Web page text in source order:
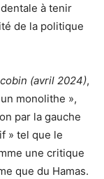
à tenir
de la politique
(avril 2024),
monolithe »,
par la gauche
» tel que le
une critique
que du Hamas.